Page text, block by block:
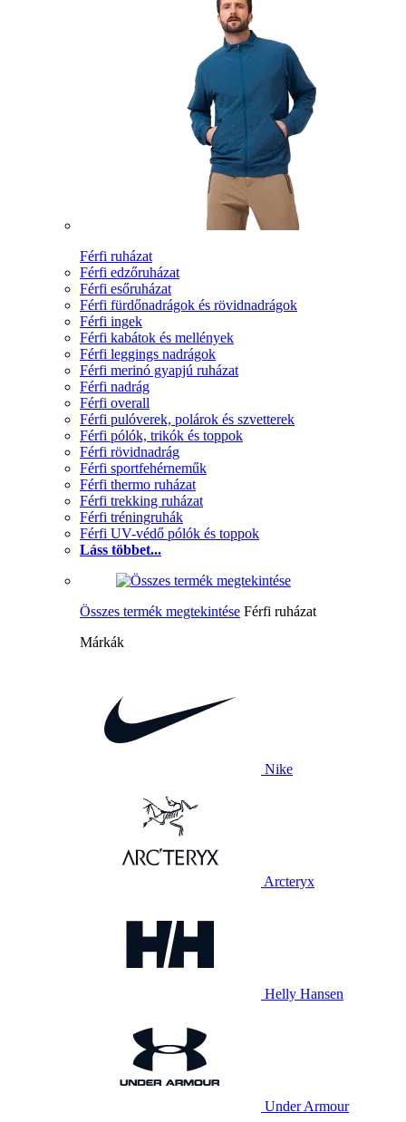
Férfi ruházat
Férfi edzőruházat
Férfi esőruházat
Férfi fürdőnadrágok és rövidnadrágok
Férfi ingek
Férfi kabátok és mellények
Férfi leggings nadrágok
Férfi merinó gyapjú ruházat
Férfi nadrág
Férfi overall
Férfi pulóverek, polárok és szvetterek
Férfi pólók, trikók és toppok
Férfi rövidnadrág
Férfi sportfehérneműk
Férfi thermo ruházat
Férfi trekking ruházat
Férfi tréningruhák
Férfi UV-védő pólók és toppok
Láss többet...
Összes termék megtekintése Férfi ruházat
Márkák
Nike
Arcteryx
Helly Hansen
Under Armour